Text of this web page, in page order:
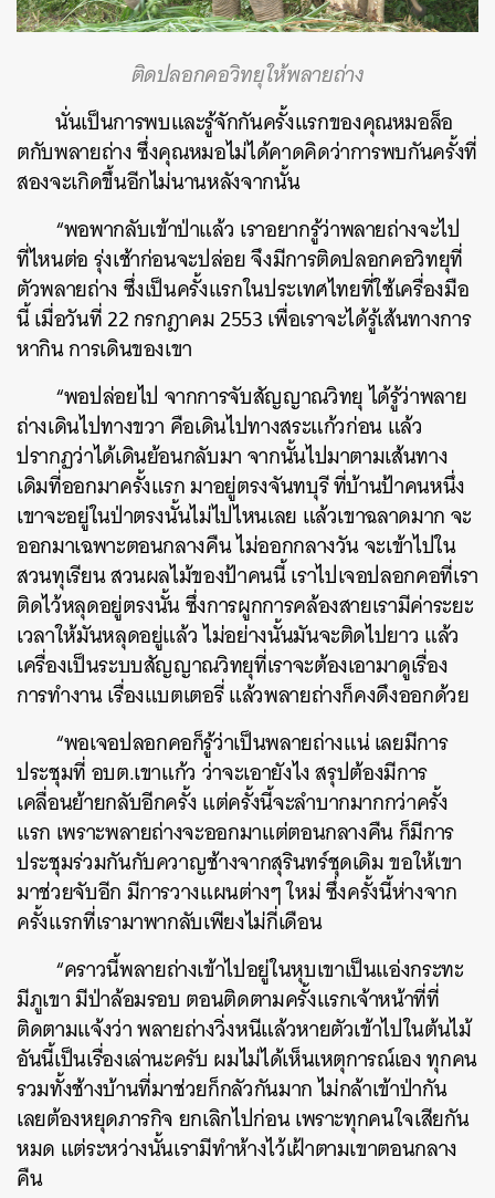
ติดปลอกคอวิทยุให้พลายถ่าง
นั่นเป็นการพบและรู้จักกันครั้งแรกของคุณหมอล็อ
ตกับพลายถ่าง ซึ่งคุณหมอไม่ได้คาดคิดว่าการพบกันครั้งที่
สองจะเกิดขึ้นอีกไม่นานหลังจากนั้น
“พอพากลับเข้าป่าแล้ว เราอยากรู้ว่าพลายถ่างจะไป
ที่ไหนต่อ รุ่งเช้าก่อนจะปล่อย จึงมีการติดปลอกคอวิทยุที่
ตัวพลายถ่าง ซึ่งเป็นครั้งแรกในประเทศไทยที่ใช้เครื่องมือ
นี้ เมื่อวันที่ 22 กรกฎาคม 2553 เพื่อเราจะได้รู้เส้นทางการ
หากิน การเดินของเขา
“พอปล่อยไป จากการจับสัญญาณวิทยุ ได้รู้ว่าพลาย
ถ่างเดินไปทางขวา คือเดินไปทางสระแก้วก่อน แล้ว
ปรากฏว่าได้เดินย้อนกลับมา จากนั้นไปมาตามเส้นทาง
เดิมที่ออกมาครั้งแรก มาอยู่ตรงจันทบุรี ที่บ้านป้าคนหนึ่ง
เขาจะอยู่ในป่าตรงนั้นไม่ไปไหนเลย แล้วเขาฉลาดมาก จะ
ออกมาเฉพาะตอนกลางคืน ไม่ออกกลางวัน จะเข้าไปใน
สวนทุเรียน สวนผลไม้ของป้าคนนี้เราไปเจอปลอกคอที่เรา
ติดไว้หลุดอยู่ตรงนั้น ซึ่งการผูกการคล้องสายเรามีค่าระยะ
เวลาให้มันหลุดอยู่แล้ว ไม่อย่างนั้นมันจะติดไปยาว แล้ว
เครื่องเป็นระบบสัญญาณวิทยุที่เราจะต้องเอามาดูเรื่อง
การทำงาน เรื่องแบตเตอรี่ แล้วพลายถ่างก็คงดึงออกด้วย
“พอเจอปลอกคอก็รู้ว่าเป็นพลายถ่างแน่ เลยมีการ
ประชุมที่ อบต.เขาแก้ว ว่าจะเอายังไง สรุปต้องมีการ
เคลื่อนย้ายกลับอีกครั้ง แต่ครั้งนี้จะลำบากมากกว่าครั้ง
แรก เพราะพลายถ่างจะออกมาแต่ตอนกลางคืน ก็มีการ
ประชุมร่วมกันกับควาญช้างจากสุรินทร์ชุดเดิม ขอให้เขา
มาช่วยจับอีก มีการวางแผนต่างๆ ใหม่ ซึ่งครั้งนี้ห่างจาก
ครั้งแรกที่เรามาพากลับเพียงไม่กี่เดือน
“คราวนี้พลายถ่างเข้าไปอยู่ในหุบเขาเป็นแอ่งกระทะ
มีภูเขา มีป่าล้อมรอบ ตอนติดตามครั้งแรกเจ้าหน้าที่ที่
ติดตามแจ้งว่า พลายถ่างวิ่งหนีแล้วหายตัวเข้าไปในต้นไม้
อันนี้เป็นเรื่องเล่านะครับ ผมไม่ได้เห็นเหตุการณ์เอง ทุกคน
รวมทั้งช้างบ้านที่มาช่วยก็กลัวกันมาก ไม่กล้าเข้าป่ากัน
เลยต้องหยุดภารกิจ ยกเลิกไปก่อน เพราะทุกคนใจเสียกัน
หมด แต่ระหว่างนั้นเรามีทำห้างไว้เฝ้าตามเขาตอนกลาง
คืน